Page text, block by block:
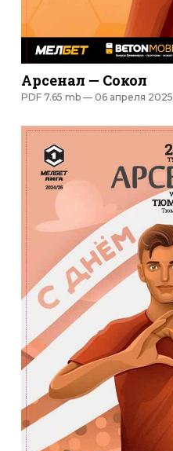
Арсенал — Сокол
PDF 7.65 mb — 06 апреля 2025